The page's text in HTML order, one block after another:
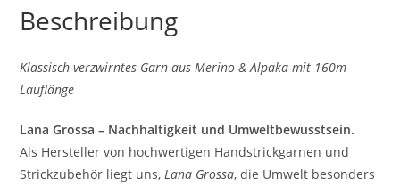
Beschreibung
Klassisch verzwirntes Garn aus Merino & Alpaka mit 160m
Lauflänge
Lana Grossa – Nachhaltigkeit und Umweltbewusstsein.
Als Hersteller von hochwertigen Handstrickgarnen und
Strickzubehör liegt uns,Lana Grossa, die Umwelt besonders